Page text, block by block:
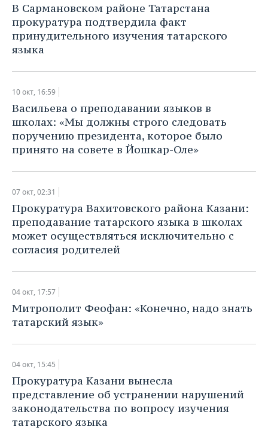
В Сармановском районе Татарстана
прокуратура подтвердила факт
принудительного изучения татарского
языка
10 окт, 16:59
Васильева о преподавании языков в
школах: «Мы должны строго следовать
поручению президента, которое было
принято на совете в Йошкар-Оле»
07 окт, 02:31
Прокуратура Вахитовского района Казани:
преподавание татарского языка в школах
может осуществляться исключительно с
согласия родителей
04 окт, 17:57
Митрополит Феофан: «Конечно, надо знать
татарский язык»
04 окт, 15:45
Прокуратура Казани вынесла
представление об устранении нарушений
законодательства по вопросу изучения
татарского языка